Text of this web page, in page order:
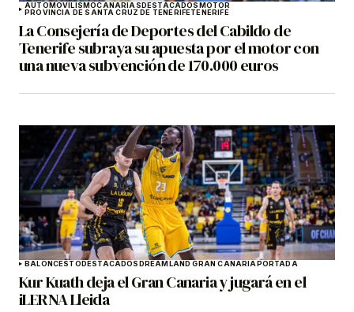
AUTOMOVILISMOCANARIASDESTACADOSMOTOR
PROVINCIA DE SANTA CRUZ DE TENERIFETENERIFE
La Consejería de Deportes del Cabildo de
Tenerife subraya su apuesta por el motor con
una nueva subvención de 170.000 euros
BALONCESTODESTACADOSDREAMLAND GRAN CANARIAPORTADA
Kur Kuath deja el Gran Canaria y jugará en el
iLERNA Lleida